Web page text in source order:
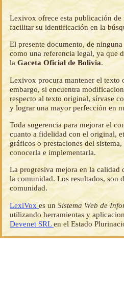
Lexivox ofrece esta publicación de
facilitar su identificación en la
El presente documento, de
como una referencia legal, ya que
laGaceta Oficial de Bolivia.
Lexivox procura mantener el texto
embargo, si encuentra
respecto al texto original, sírvase
y lograr una mayor perfección en
Toda sugerencia para mejorar el
cuanto a fidelidad con el original,
gráficos o prestaciones del sistema,
conocerla e implementarla.
La progresiva mejora en la calidad
la comunidad. Los resultados, son
comunidad.
LexiVoxes unSistema Web de
utilizando herramientas y
Devenet SRLen el Estado